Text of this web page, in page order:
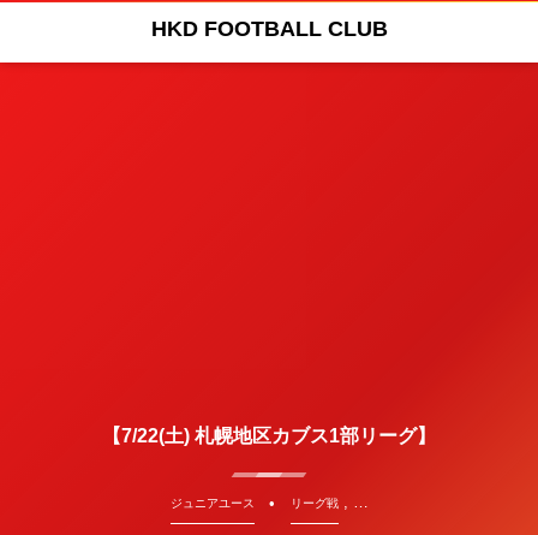
HKD FOOTBALL CLUB
【7/22(土) 札幌地区カブス1部リーグ】
ジュニアユース リーグ戦, …